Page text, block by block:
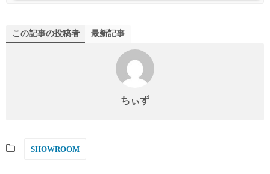
この記事の投稿者 最新記事
ちぃず
SHOWROOM